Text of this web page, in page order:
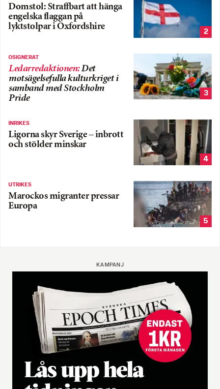
Domstol: Straffbart att hänga
engelska flaggan på
lyktstolpar i Oxfordshire
2
OSIGNERAT
Ledarredaktionen:Det
motsägelsefulla kulturkriget i
samband med Stockholm
Pride
3
INRIKES
Ligorna skyr Sverige – inbrott
och stölder minskar
4
UTRIKES
Marockos migranter pressar
Europa
5
KAMPANJ